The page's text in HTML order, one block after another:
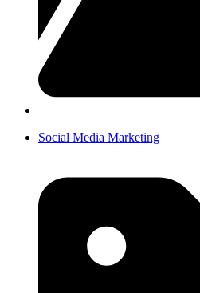
Social Media Marketing